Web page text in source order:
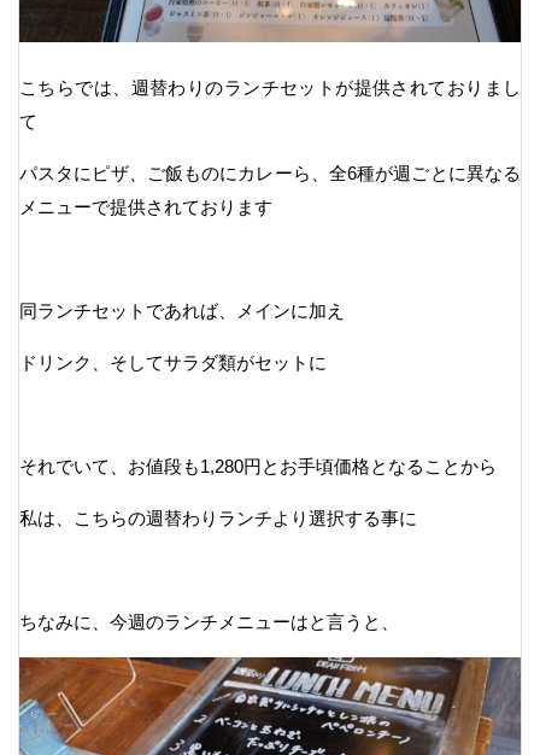
こちらでは、週替わりのランチセットが提供されておりまし
て
パスタにピザ、ご飯ものにカレーら、全6種が週ごとに異なる
メニューで提供されております
同ランチセットであれば、メインに加え
ドリンク、そしてサラダ類がセットに
それでいて、お値段も1,280円とお手頃価格となることから
私は、こちらの週替わりランチより選択する事に
ちなみに、今週のランチメニューはと言うと、